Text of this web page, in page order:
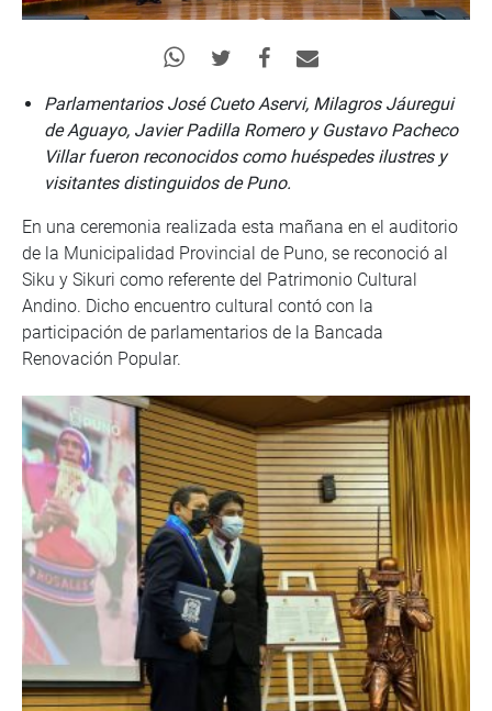
Parlamentarios José Cueto Aservi, Milagros Jáuregui
de Aguayo, Javier Padilla Romero y Gustavo Pacheco
Villar fueron reconocidos como huéspedes ilustres y
visitantes distinguidos de Puno.
En una ceremonia realizada esta mañana en el auditorio
de la Municipalidad Provincial de Puno, se reconoció al
Siku y Sikuri como referente del Patrimonio Cultural
Andino. Dicho encuentro cultural contó con la
participación de parlamentarios de la Bancada
Renovación Popular.